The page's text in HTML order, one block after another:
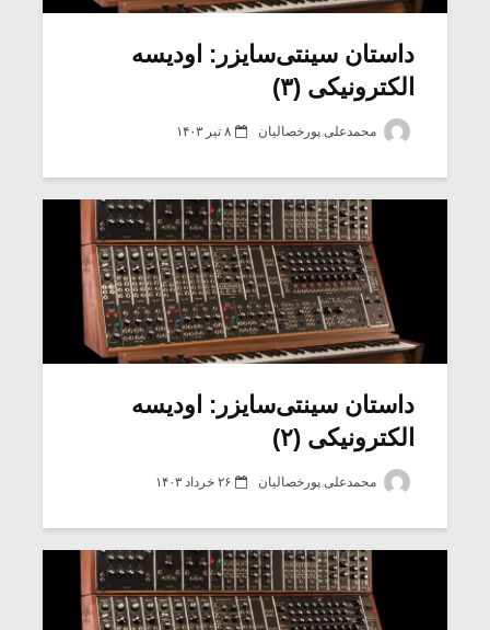
داستان سینتی‌سایزر: اودیسه
الکترونیکی (۳)
محمدعلی پورخصالیان ۸ تیر ۱۴۰۳
داستان سینتی‌سایزر: اودیسه
الکترونیکی (۲)
محمدعلی پورخصالیان ۲۶ خرداد ۱۴۰۳